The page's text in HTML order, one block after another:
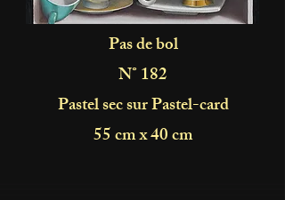
Pas de bol
N° 182
Pastel sec sur Pastel-card
55 cm x 40 cm